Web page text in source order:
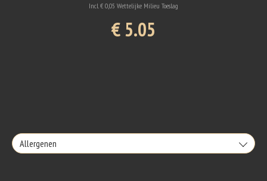
Incl. € 0,05 Wettelijke Milieu Toeslag
€ 5.05
Allergenen